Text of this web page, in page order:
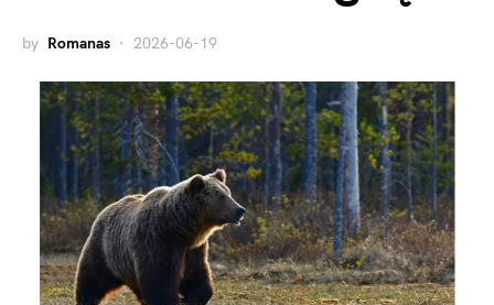
by Romanas 2026-06-19